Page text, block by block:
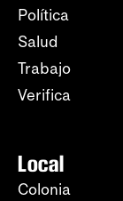
Política
Salud
Trabajo
Verifica
Local
Colonia